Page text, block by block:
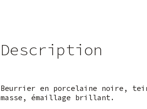
Description
Beurrier en porcelaine noire,
masse, émaillage brillant.